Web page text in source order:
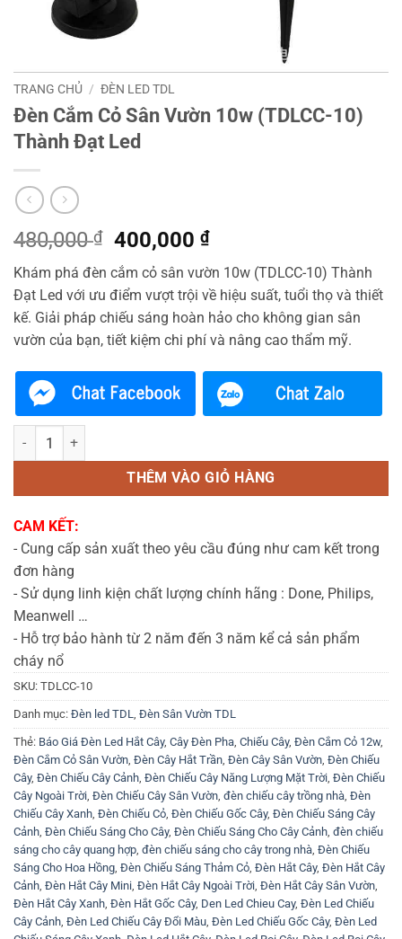
TRANG CHỦ / ĐÈN LED TDL
Đèn Cắm Cỏ Sân Vườn 10w (TDLCC-10)
Thành Đạt Led
480,000₫
Giá
gốc
là:
480,000 ₫.
400,000₫Giá
tại
là:
400,000 ₫.
Khám phá đèn cắm cỏ sân vườn 10w (TDLCC-10) Thành
Đạt Led với ưu điểm vượt trội về hiệu suất, tuổi thọ và thiết
kế. Giải pháp chiếu sáng hoàn hảo cho không gian sân
vườn của bạn, tiết kiệm chi phí và nâng cao thẩm mỹ.
Đèn Cắm Cỏ Sân Vườn 10w (TDLCC-10) Thành Đạt Led số lượng
THÊM VÀO GIỎ HÀNG
CAM KẾT:
- Cung cấp sản xuất theo yêu cầu đúng như cam kết trong
đơn hàng
- Sử dụng linh kiện chất lượng chính hãng : Done, Philips,
Meanwell …
- Hỗ trợ bảo hành từ 2 năm đến 3 năm kể cả sản phẩm
cháy nổ
SKU: TDLCC-10
Danh mục: Đèn led TDL, Đèn Sân Vườn TDL
Thẻ: Báo Giá Đèn Led Hắt Cây, Cây Đèn Pha, Chiếu Cây, Đèn Cắm Cỏ 12w,
Đèn Cắm Cỏ Sân Vườn, Đèn Cây Hắt Trần, Đèn Cây Sân Vườn, Đèn Chiếu
Cây, Đèn Chiếu Cây Cảnh, Đèn Chiếu Cây Năng Lượng Mặt Trời, Đèn Chiếu
Cây Ngoài Trời, Đèn Chiếu Cây Sân Vườn, đèn chiếu cây trồng nhà, Đèn
Chiếu Cây Xanh, Đèn Chiếu Cỏ, Đèn Chiếu Gốc Cây, Đèn Chiếu Sáng Cây
Cảnh, Đèn Chiếu Sáng Cho Cây, Đèn Chiếu Sáng Cho Cây Cảnh, đèn chiếu
sáng cho cây quang hợp, đèn chiếu sáng cho cây trong nhà, Đèn Chiếu
Sáng Cho Hoa Hồng, Đèn Chiếu Sáng Thảm Cỏ, Đèn Hắt Cây, Đèn Hắt Cây
Cảnh, Đèn Hắt Cây Mini, Đèn Hắt Cây Ngoài Trời, Đèn Hắt Cây Sân Vườn,
Đèn Hắt Cây Xanh, Đèn Hắt Gốc Cây, Den Led Chieu Cay, Đèn Led Chiếu
Cây Cảnh, Đèn Led Chiếu Cây Đổi Màu, Đèn Led Chiếu Gốc Cây, Đèn Led